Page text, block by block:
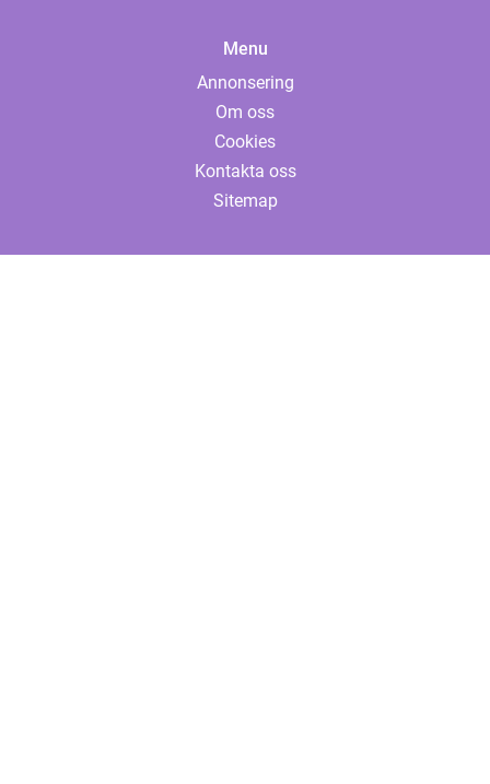
Menu
Annonsering
Om oss
Cookies
Kontakta oss
Sitemap